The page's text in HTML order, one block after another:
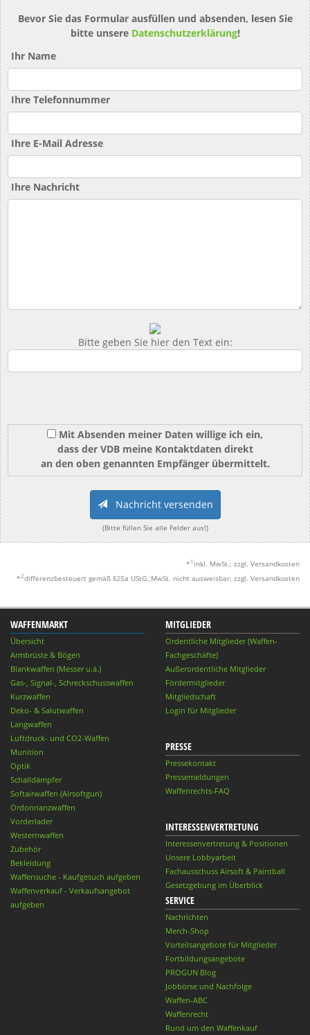
Bevor Sie das Formular ausfüllen und absenden, lesen Sie
bitte unsere Datenschutzerklärung!
Ihr Name
Ihre Telefonnummer
Ihre E-Mail Adresse
Ihre Nachricht
Bitte geben Sie hier den Text ein:
Mit Absenden meiner Daten willige ich ein,
dass der VDB meine Kontaktdaten direkt
an den oben genannten Empfänger übermittelt.
Nachricht versenden
(Bitte füllen Sie alle Felder aus!)
* 1 inkl. MwSt.; zzgl. Versandkosten
*2differenzbesteuert gemäß §25a UStG.;MwSt. nicht ausweisbar; zzgl. Versandkosten
WAFFENMARKT
Übersicht
Armbrüste & Bögen
Blankwaffen (Messer u.ä.)
Gas-, Signal-, Schreckschusswaffen
Kurzwaffen
Deko- & Salutwaffen
Langwaffen
Luftdruck- und CO2-Waffen
Munition
Optik
Schalldämpfer
Softairwaffen (Airsoftgun)
Ordonnanzwaffen
Vorderlader
Westernwaffen
Zubehör
Bekleidung
Waffensuche - Kaufgesuch aufgeben
Waffenverkauf - Verkaufsangebot
aufgeben
MITGLIEDER
Ordentliche Mitglieder (Waffen-
Fachgeschäfte)
Außerordentliche Mitglieder
Fördermitglieder
Mitgliedschaft
Login für Mitglieder
PRESSE
Pressekontakt
Pressemeldungen
Waffenrechts-FAQ
INTERESSENVERTRETUNG
Interessenvertretung & Positionen
Unsere Lobbyarbeit
Fachausschuss Airsoft & Paintball
Gesetzgebung im Überblick
SERVICE
Nachrichten
Merch-Shop
Vorteilsangebote für Mitglieder
Fortbildungsangebote
PROGUN Blog
Jobbörse und Nachfolge
Waffen-ABC
Waffenrecht
Rund um den Waffenkauf